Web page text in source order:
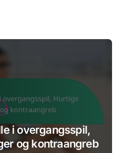
i overgangsspil,
og kontraangreb